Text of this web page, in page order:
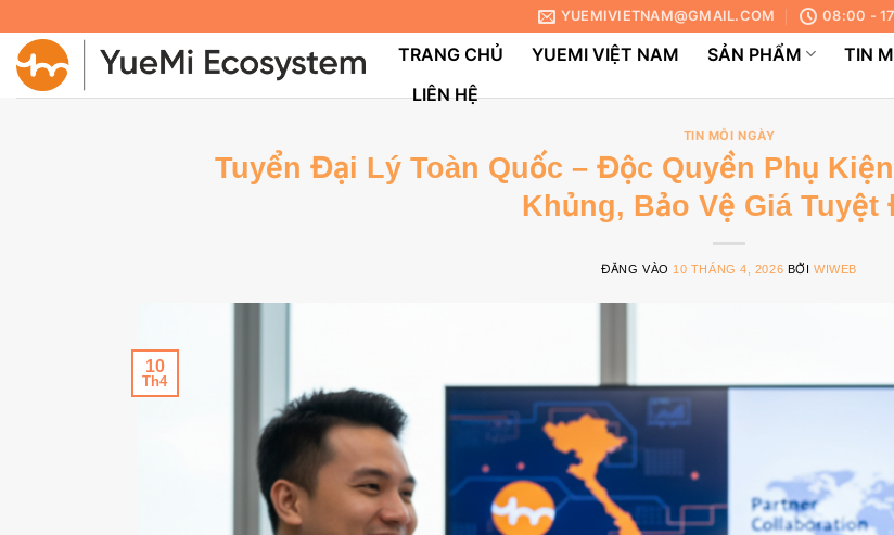
qua
nội
dung
YUEMIVIETNAM@GMAIL.COM 08:00 -
TRANG CHỦ YUEMI VIỆT NAM SẢN PHẨM TIN
LIÊN HỆ
TIN MỖI NGÀY
Tuyển Đại Lý Toàn Quốc – Độc Quyền Phụ
Khủng, Bảo Vệ Giá Tuyệt
ĐĂNG VÀO 10 THÁNG 4, 2026 BỞI WIWEB
10
Th4